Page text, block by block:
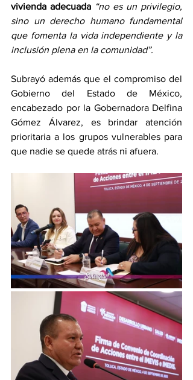
vivienda adecuada “no es un privilegio,
sino un derecho humano fundamental
que fomenta la vida independiente y la
inclusión plena en la comunidad”.
Subrayó además que el compromiso del
Gobierno del Estado de México,
encabezado por la Gobernadora Delfina
Gómez Álvarez, es brindar atención
prioritaria a los grupos vulnerables para
que nadie se quede atrás ni afuera.